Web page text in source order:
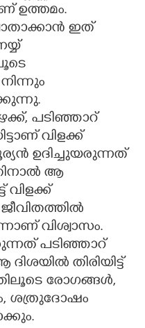
ഉത്തമം.
ഇത്
പടിഞ്ഞാറ്
വിളക്ക്
ഉദിച്ചുയരുന്നത്
ആ
വിളക്ക്
വിശ്വാസം.
പടിഞ്ഞാറ്
തിരിയിട്ട്
രോഗങ്ങൾ,
ശത്രുദോഷം